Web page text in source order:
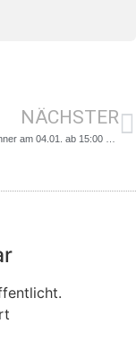
NÄCHSTER